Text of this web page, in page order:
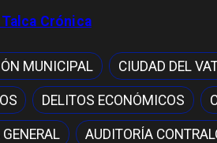
Crónica
MUNICIPAL CIUDAD DEL
DELITOS ECONÓMICOS
AUDITORÍA